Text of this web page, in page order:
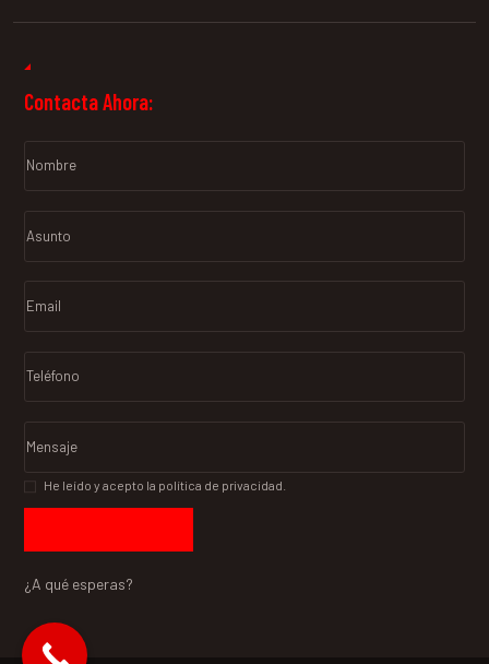
Contacta Ahora:
He leído y acepto la política de privacidad.
¿A qué esperas?